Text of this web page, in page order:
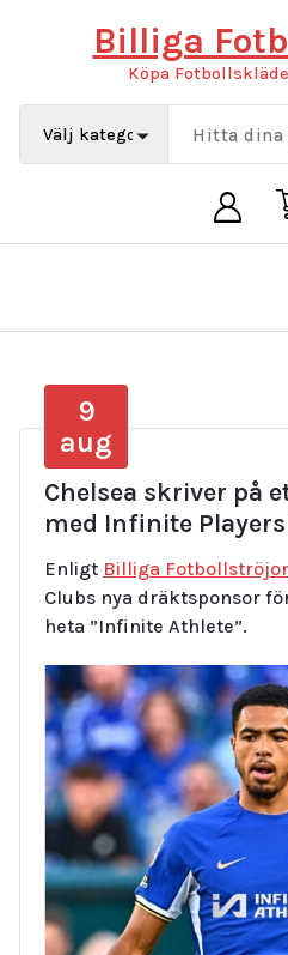
Billiga
Köpa
9
aug
Chelsea skriver på
med Infinite
Enligt Billiga Fotbollströjor
Clubs nya dräktsponsor
heta ”Infinite Athlete”.